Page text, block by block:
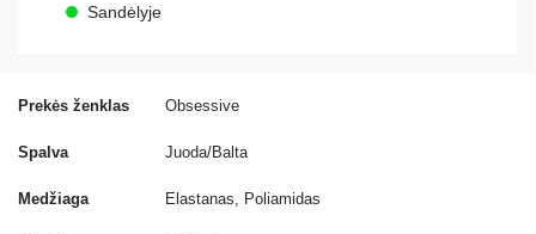
Prekės ženklas Obsessive
Spalva Juoda/Balta
Medžiaga Elastanas, Poliamidas
Sandėlyje